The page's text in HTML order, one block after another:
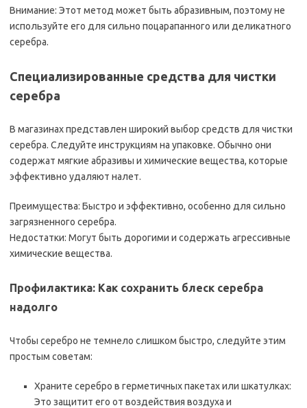
Внимание: Этот метод может быть абразивным, поэтому не
используйте его для сильно поцарапанного или деликатного
серебра.
Специализированные средства для чистки
серебра
В магазинах представлен широкий выбор средств для чистки
серебра. Следуйте инструкциям на упаковке. Обычно они
содержат мягкие абразивы и химические вещества, которые
эффективно удаляют налет.
Преимущества: Быстро и эффективно, особенно для сильно
загрязненного серебра.
Недостатки: Могут быть дорогими и содержать агрессивные
химические вещества.
Профилактика: Как сохранить блеск серебра
надолго
Чтобы серебро не темнело слишком быстро, следуйте этим
простым советам:
Храните серебро в герметичных пакетах или шкатулках:
Это защитит его от воздействия воздуха и